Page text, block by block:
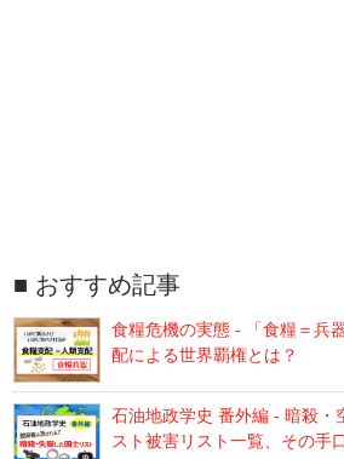
おすすめ記事
食糧危機の実態 - 「食糧＝兵
配による世界覇権とは？
石油地政学史 番外編 - 暗殺・
スト被害リスト一覧、その手